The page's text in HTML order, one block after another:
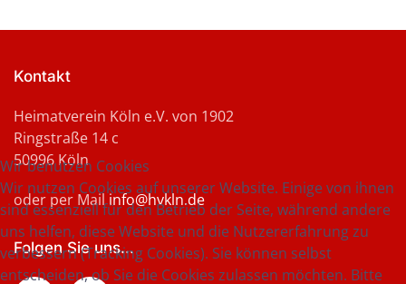
Kontakt
Heimatverein Köln e.V. von 1902
Ringstraße 14 c
50996 Köln
oder per Mailinfo@hvkln.de
Folgen Sie uns...
Wir benutzen Cookies
Wir nutzen Cookies auf unserer Website. Einige von ihnen
sind essenziell für den Betrieb der Seite, während andere
uns helfen, diese Website und die Nutzererfahrung zu
verbessern (Tracking Cookies). Sie können selbst
entscheiden, ob Sie die Cookies zulassen möchten. Bitte